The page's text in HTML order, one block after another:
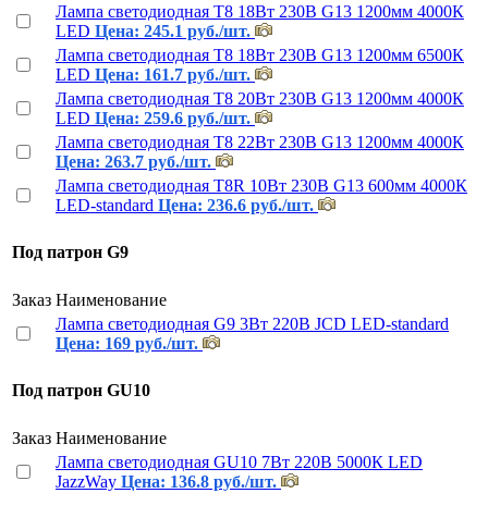
Лампа светодиодная T8 18Вт 230В G13 1200мм 4000К
LED Цена: 245.1 руб./шт.
Лампа светодиодная T8 18Вт 230В G13 1200мм 6500К
LED Цена: 161.7 руб./шт.
Лампа светодиодная T8 20Вт 230В G13 1200мм 4000К
LED Цена: 259.6 руб./шт.
Лампа светодиодная T8 22Вт 230В G13 1200мм 4000К
Цена: 263.7 руб./шт.
Лампа светодиодная T8R 10Вт 230В G13 600мм 4000К
LED-standard Цена: 236.6 руб./шт.
Под патрон G9
Заказ Наименование
Лампа светодиодная G9 3Вт 220В JCD LED-standard
Цена: 169 руб./шт.
Под патрон GU10
Заказ Наименование
Лампа светодиодная GU10 7Вт 220В 5000К LED
JazzWay Цена: 136.8 руб./шт.